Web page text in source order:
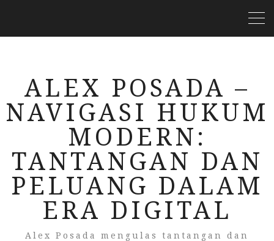
ALEX POSADA –
NAVIGASI HUKUM
MODERN:
TANTANGAN DAN
PELUANG DALAM
ERA DIGITAL
Alex Posada mengulas tantangan dan